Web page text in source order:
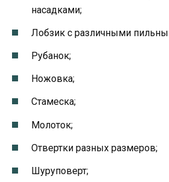
насадками;
Лобзик с различными
Рубанок;
Ножовка;
Стамеска;
Молоток;
Отвертки разных размеров;
Шуруповерт;